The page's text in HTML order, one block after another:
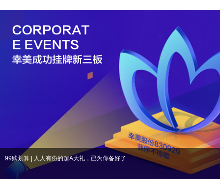
99购划算 | 人人有份的超A大礼，已为你备好了